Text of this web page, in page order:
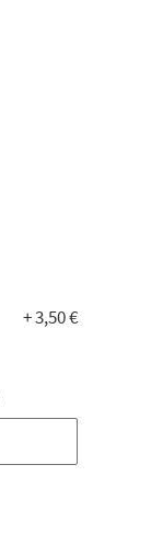
+ 3,50 €